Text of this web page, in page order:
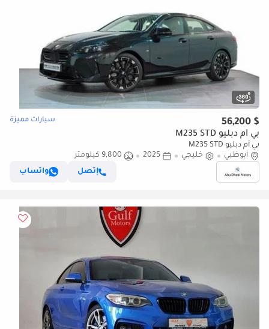
$ 56,200 سيارات مميزة
بي أم دبليو M235 STD
بي أم دبليو M235 STD
أبوظبي
خليجي 2025
9,800 كيلومتر
إتصل
واتساب